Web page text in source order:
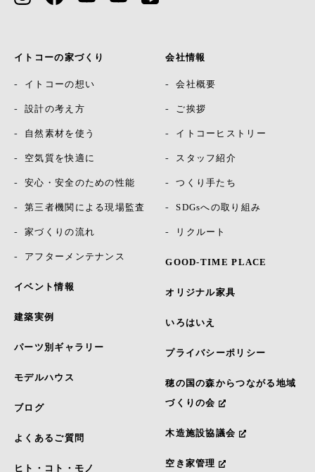
イトコーの家づくり
イトコーの想い
設計の考え方
自然素材を使う
空気質を快適に
安心・安全のための性能
第三者機関による現場監査
家づくりの流れ
アフターメンテナンス
イベント情報
建築実例
パーツ別ギャラリー
モデルハウス
ブログ
よくあるご質問
ヒト・コト・モノ
会社情報
会社概要
ご挨拶
イトコーヒストリー
スタッフ紹介
つくり手たち
SDGsへの取り組み
リクルート
GOOD-TIME PLACE
オリジナル家具
いろはいえ
プライバシーポリシー
穂の国の森からつながる地域
づくりの会
木造施設協議会
空き家管理